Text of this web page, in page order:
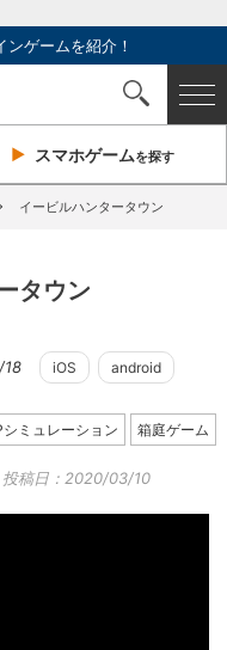
ゲームを紹介！
スマホゲームを探す
イービルハンタータウン
タウン
18 iOS android
シミュレーション 箱庭ゲーム
投稿日：2020/03/10